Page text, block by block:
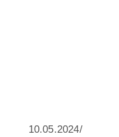
10.05.2024/